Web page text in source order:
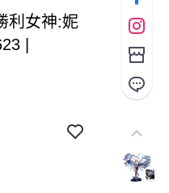
利女神:妮
|